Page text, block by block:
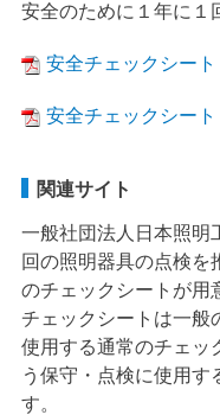
安全のために１年に１
安全チェックシー
安全チェックシート
関連サイト
一般社団法人日本照明
回の照明器具の点検を
のチェックシートが用
チェックシートは一般
使用する通常のチェッ
う保守・点検に使用す
す。